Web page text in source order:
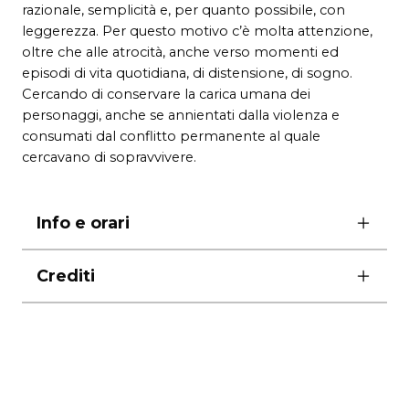
razionale, semplicità e, per quanto possibile, con
leggerezza. Per questo motivo c’è molta attenzione,
oltre che alle atrocità, anche verso momenti ed
episodi di vita quotidiana, di distensione, di sogno.
Cercando di conservare la carica umana dei
personaggi, anche se annientati dalla violenza e
consumati dal conflitto permanente al quale
cercavano di sopravvivere.
Info e orari
ore 16.00
Crediti